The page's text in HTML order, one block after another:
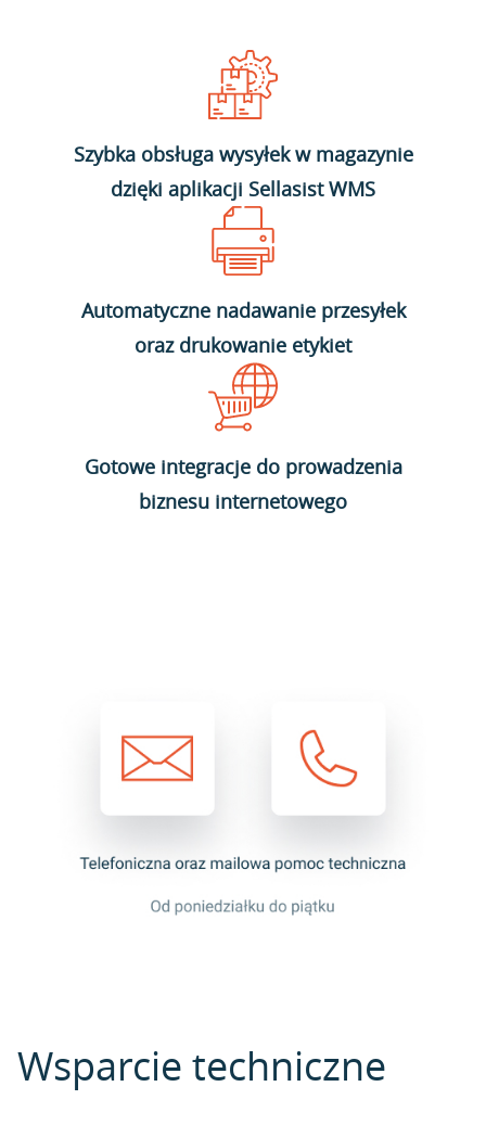
Szybka obsługa wysyłek w magazynie
dzięki aplikacji Sellasist WMS
Automatyczne nadawanie przesyłek
oraz drukowanie etykiet
Gotowe integracje do prowadzenia
biznesu internetowego
Wsparcie techniczne